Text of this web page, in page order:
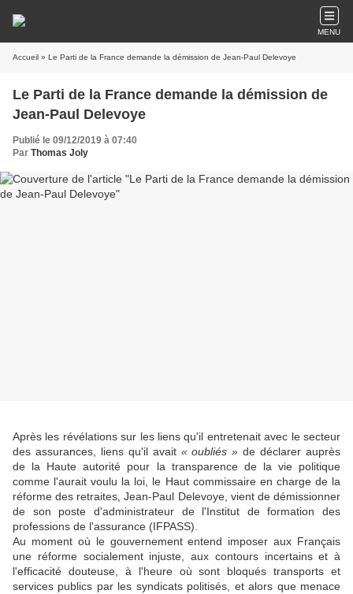
MENU
Accueil » Le Parti de la France demande la démission de Jean-Paul Delevoye
Le Parti de la France demande la démission de
Jean-Paul Delevoye
Publié le 09/12/2019 à 07:40
Par Thomas Joly
Après les révélations sur les liens qu'il entretenait avec le secteur
des assurances, liens qu'il avait « oubliés » de déclarer auprès
de la Haute autorité pour la transparence de la vie politique
comme l'aurait voulu la loi, le Haut commissaire en charge de la
réforme des retraites, Jean-Paul Delevoye, vient de démissionner
de son poste d'administrateur de l'Institut de formation des
professions de l'assurance (IFPASS).
Au moment où le gouvernement entend imposer aux Français
une réforme socialement injuste, aux contours incertains et à
l'efficacité douteuse, à l'heure où sont bloqués transports et
services publics par les syndicats politisés, et alors que menace